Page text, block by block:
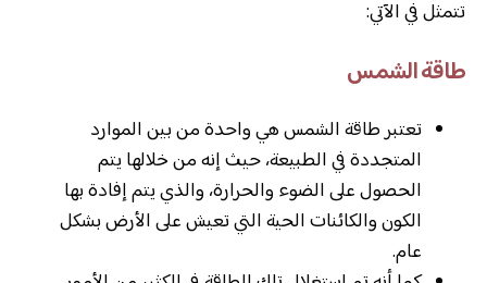
تتمثل في الآتي:
طاقة الشمس
تعتبر طاقة الشمس هي واحدة من بين الموارد
المتجددة في الطبيعة، حيث إنه من خلالها يتم
الحصول على الضوء والحرارة، والذي يتم إفادة بها
الكون والكائنات الحية التي تعيش على الأرض بشكل
عام.